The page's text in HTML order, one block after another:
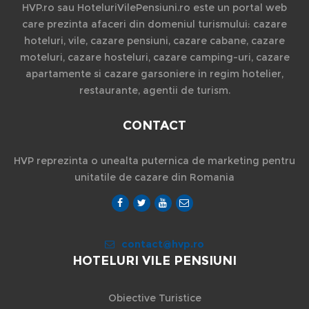
HVP.ro sau HoteluriVilePensiuni.ro este un portal web
care prezinta afaceri din domeniul turismului: cazare
hoteluri, vile, cazare pensiuni, cazare cabane, cazare
moteluri, cazare hosteluri, cazare camping-uri, cazare
apartamente si cazare garsoniere in regim hotelier,
restaurante, agentii de turism.
CONTACT
HVP reprezinta o unealta puternica de marketing pentru
unitatile de cazare din Romania
contact@hvp.ro
HOTELURI VILE PENSIUNI
Obiective Turistice